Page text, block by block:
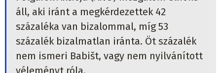
áll, aki iránt a megkérdezettek 42
százaléka van bizalommal, míg 53
százalék bizalmatlan iránta. Öt százalék
nem ismeri Babišt, vagy nem nyilvánított
véleményt róla.